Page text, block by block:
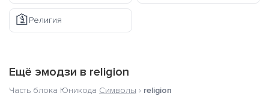
🛐Религия
Ещё эмодзи в religion
Часть блока Юникода Символы › religion